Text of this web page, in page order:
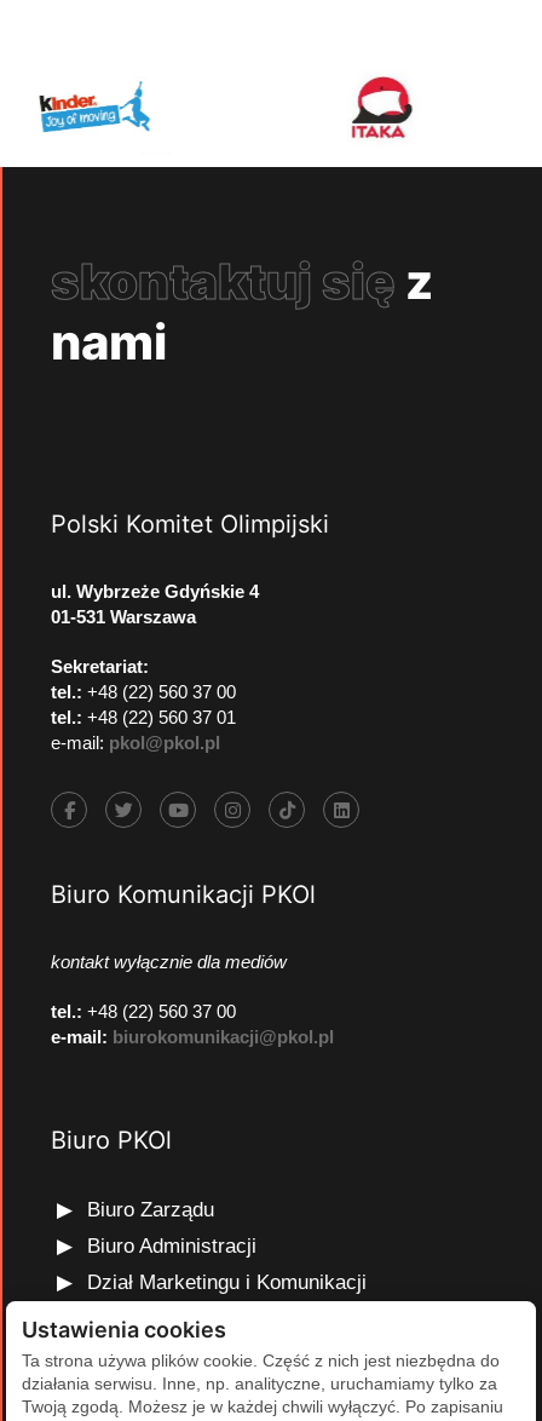
skontaktuj się z
nami
Polski Komitet Olimpijski
ul. Wybrzeże Gdyńskie 4
01-531 Warszawa
Sekretariat:
tel.: +48 (22) 560 37 00
tel.: +48 (22) 560 37 01
e-mail: pkol@pkol.pl
Biuro Komunikacji PKOl
kontakt wyłącznie dla mediów
tel.: +48 (22) 560 37 00
e-mail: biurokomunikacji@pkol.pl
Biuro PKOl
Biuro Zarządu
Biuro Administracji
Dział Marketingu i Komunikacji
Dział Edukacji Olimpijskiej
Dział Finansów i Kadr
Dział Projektów Olimpijskich
Ustawienia cookies
Ta strona używa plików cookie. Część z nich jest niezbędna do
działania serwisu. Inne, np. analityczne, uruchamiamy tylko za
Twoją zgodą. Możesz je w każdej chwili wyłączyć. Po zapisaniu